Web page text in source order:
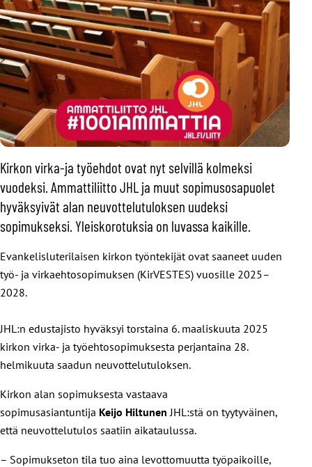
Kirkon virka-ja työehdot ovat nyt selvillä kolmeksi
vuodeksi. Ammattiliitto JHL ja muut sopimusosapuolet
hyväksyivät alan neuvottelutuloksen uudeksi
sopimukseksi. Yleiskorotuksia on luvassa kaikille.
Evankelisluterilaisen kirkon työntekijät ovat saaneet uuden
työ- ja virkaehtosopimuksen (KirVESTES) vuosille 2025–
2028.
JHL:n edustajisto hyväksyi torstaina 6. maaliskuuta 2025
kirkon virka- ja työehtosopimuksesta perjantaina 28.
helmikuuta saadun neuvottelutuloksen.
Kirkon alan sopimuksesta vastaava
sopimusasiantuntija Keijo Hiltunen JHL:stä on tyytyväinen,
että neuvottelutulos saatiin aikataulussa.
– Sopimukseton tila tuo aina levottomuutta työpaikoille,